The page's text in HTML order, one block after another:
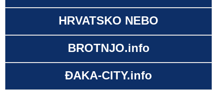
HRVATSKO NEBO
BROTNJO.info
ĐAKA-CITY.info